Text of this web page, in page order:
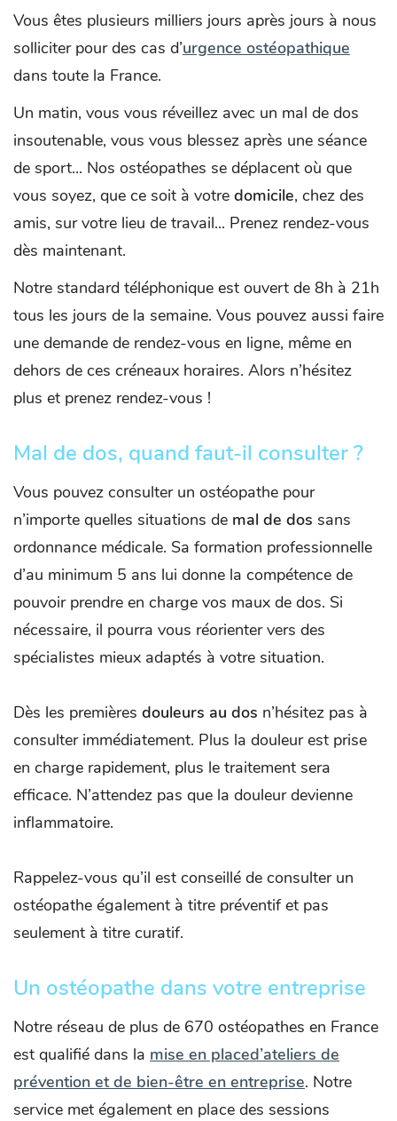
Vous êtes plusieurs milliers jours après jours à nous
solliciter pour des cas d’urgence ostéopathique
dans toute la France.
Un matin, vous vous réveillez avec un mal de dos
insoutenable, vous vous blessez après une séance
de sport... Nos ostéopathes se déplacent où que
vous soyez, que ce soit à votre domicile, chez des
amis, sur votre lieu de travail... Prenez rendez-vous
dès maintenant.
Notre standard téléphonique est ouvert de 8h à 21h
tous les jours de la semaine. Vous pouvez aussi faire
une demande de rendez-vous en ligne, même en
dehors de ces créneaux horaires. Alors n’hésitez
plus et prenez rendez-vous !
Mal de dos, quand faut-il consulter ?
Vous pouvez consulter un ostéopathe pour
n’importe quelles situations de mal de dos sans
ordonnance médicale. Sa formation professionnelle
d’au minimum 5 ans lui donne la compétence de
pouvoir prendre en charge vos maux de dos. Si
nécessaire, il pourra vous réorienter vers des
spécialistes mieux adaptés à votre situation.
Dès les premières douleurs au dos n’hésitez pas à
consulter immédiatement. Plus la douleur est prise
en charge rapidement, plus le traitement sera
efficace. N’attendez pas que la douleur devienne
inflammatoire.
Rappelez-vous qu’il est conseillé de consulter un
ostéopathe également à titre préventif et pas
seulement à titre curatif.
Un ostéopathe dans votre entreprise
Notre réseau de plus de 670 ostéopathes en France
est qualifié dans la mise en placed’ateliers de
prévention et de bien-être en entreprise. Notre
service met également en place des sessions